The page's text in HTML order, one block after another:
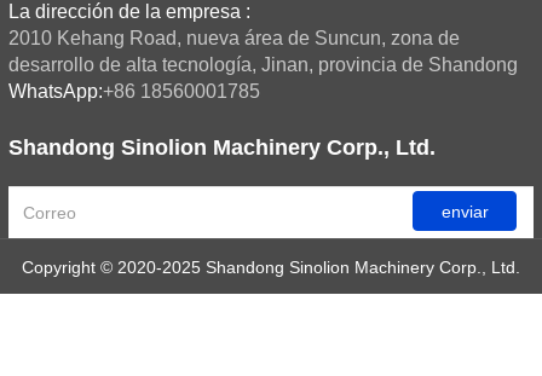
La dirección de la empresa :
2010 Kehang Road, nueva área de Suncun, zona de
desarrollo de alta tecnología, Jinan, provincia de Shandong
WhatsApp:+86 18560001785
Shandong Sinolion Machinery Corp., Ltd.
enviar
Copyright © 2020-2025 Shandong Sinolion Machinery Corp., Ltd.